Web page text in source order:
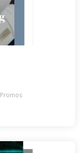
Promos